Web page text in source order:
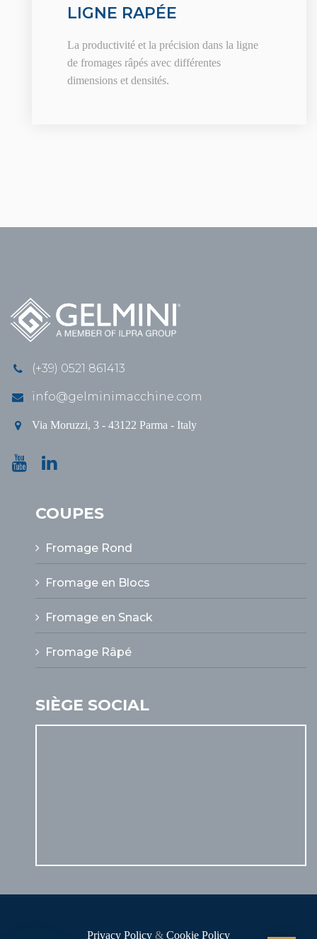
LIGNE RAPÉE
La productivité et la précision dans la ligne
de fromages râpés avec différentes
dimensions et densités.
(+39) 0521 861413
info@gelminimacchine.com
Via Moruzzi, 3 - 43122 Parma - Italy
COUPES
Fromage Rond
Fromage en Blocs
Fromage en Snack
Fromage Râpé
SIÈGE SOCIAL
Privacy Policy & Cookie Policy